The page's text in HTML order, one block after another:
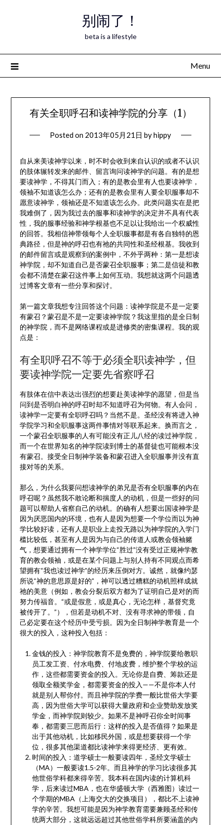
别闹了！
beta is a lifestyle
Menu
有关全职呼召和读神学院的分享（1）
Posted on 2013年05月21日 byhippy
自从来美读神学以来，时不时会收到来自认识的或者不认识
的肢体辗转发来的邮件、留言询问读神学的问题。有的是想
要读神学，不得其门而入；有的是教会里有人也要读神学，
领袖不知道该怎么办；还有的是教会里有人要全职服事却不
愿意读神学，领袖还是不知道该怎么办。此类问题实在是把
我难倒了，因为我过去的服事和读神学的决定并不具有代表
性，我的服事经验和神学根基也不足以让我给出一个权威性
的回答。我相信神带领每个人全职服事都是有各自独特的恩
典路径，但是神的呼召也有祂的共同性和圣经根基。我收到
的邮件留言或是观察到的案例中，不外乎两种：第一是想读
神学院，却不知道自己是否蒙召全职服事；第二是信徒和教
会都不清楚在蒙召这件事上如何互动。我想就这两个问题透
过博客文章有一些分享和探讨。
第一篇文章我想专注回答这个问题：读神学院是不是一定要
有蒙召？蒙召是不是一定要读神学院？我这里指的是全日制
的神学院，而不是网络课程或是进修类的密集课程。我的观
点是：
有全职呼召不等于必须全职读神学，但
要读神学院一定要先省察呼召
有肢体在信中表达出强烈的想要赴美读神学的愿望，但是当
问到是否明白神的呼召时却不知道呼召为何物。有人会问，
读神学一定要有全职呼召吗？当然不是。圣经没有将进入神
学院学习和全职服事这两件事情对等联系起来。换而言之，
一个蒙召全职服事的人有可能没有正儿八经的读过神学院，
而一个在世界知名的神学院读到博士的基督徒也可能根本没
有蒙召。接受全日制神学装备和蒙召进入全职服事并没有直
接对等的关系。
那么，为什么我要问想读神学的弟兄是否有全职服事的内在
呼召呢？虽然我不敢论断和揣度人的动机，但是一些好的问
题可以帮助人省察自己的动机。的确有人想要出国读神学是
因为厌恶国内的环境，也有人是因为想要一个学位而以为神
学比较好读，还有人是职业上走投无路以为神学院的入学门
槛比较低，甚至有人是因为与自己的传道人或教会领袖赌
气，想要通过拥有一个神学学位“胜过”没有受过正规神学教
育的教会领袖，或是在某个问题上与别人持有不同观点而希
望拥有“我也读过神学”的经历来压倒对方。诚然，就像约瑟
所说“神的意思原是好的”，神可以透过糟糕的动机照样成就
祂的美意（例如，教会分裂后双方都为了证明自己是对的而
努力传福音。“或是假意，或是真心，无论怎样，基督究竟
被传开了。”），但若是动机不对、没有寻求神的带领，自
己必定要在这个经历中受亏损。因为全日制神学教育是一个
很大的投入，这种投入包括：
金钱的投入：神学院教育不是免费的，神学院要给教职
员工发工资、付水电费、付地皮费，维护整个学校的运
作，这些都需要资金的投入。无论你是自费、筹款还是
领取全额奖学金，都需要资金的投入——不是你本人付
就是别人帮你付。而且神学院的学费一般比世俗大学要
高，因为世俗大学可以获得大量政府和企业赞助发放奖
学金，而神学院则较少。如果不是神呼召你全时间事
奉，都需要三思而后行：这样的投入是否值得？如果是
出于其他动机，比如移民外国，或是想要获得一个学
位，很多其他渠道都比读神学来得更经济、更有效。
时间的投入：道学硕士一般要读四年，圣经文学硕士
（MA）一般要读1.5-2年。而且神学的学习比读很多其
他世俗学科都来得辛苦。我本科在国内读的计算机科
学，后来读过MBA，也在华盛顿大学（西雅图）读过一
个学期的MBA（上海交大的交换项目），都比不上读神
学的辛苦。我想可能是因为神学教育需要兼顾圣经和传
统两大部分，这就远远超过其他世俗学科所要涵盖的内